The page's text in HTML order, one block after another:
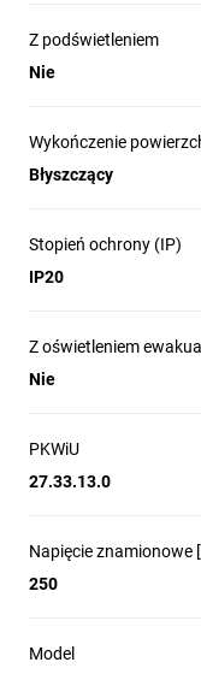
Z podświetleniem
Nie
Wykończenie
Błyszczący
Stopień ochrony (IP)
IP20
Z oświetleniem
Nie
PKWiU
27.33.13.0
Napięcie znamionowe
250
Model